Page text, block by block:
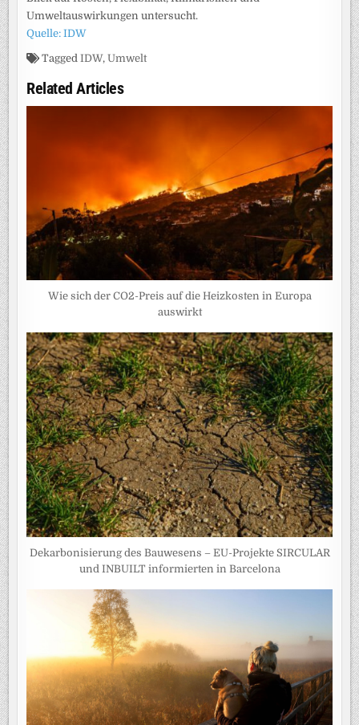
Umweltauswirkungen untersucht.
Quelle: IDW
TaggedIDW,Umwelt
Related Articles
Wie sich der CO2-Preis auf die Heizkosten in Europa
auswirkt
Dekarbonisierung des Bauwesens – EU-Projekte SIRCULAR
und INBUILT informierten in Barcelona